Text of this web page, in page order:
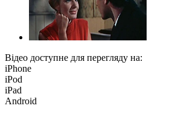
Відео доступне для перегляду на:
iPhone
iPod
iPad
Android